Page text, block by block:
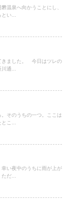
温泉へ向かうことにし、
とい...
きました。 今日はツレの
通...
そのうちの一つ。ここは
こ...
い夜中のうちに雨が上が
ただ...